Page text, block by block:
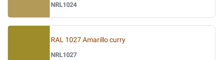
NRL1024
RAL 1027 Amarillo curry
NRL1027